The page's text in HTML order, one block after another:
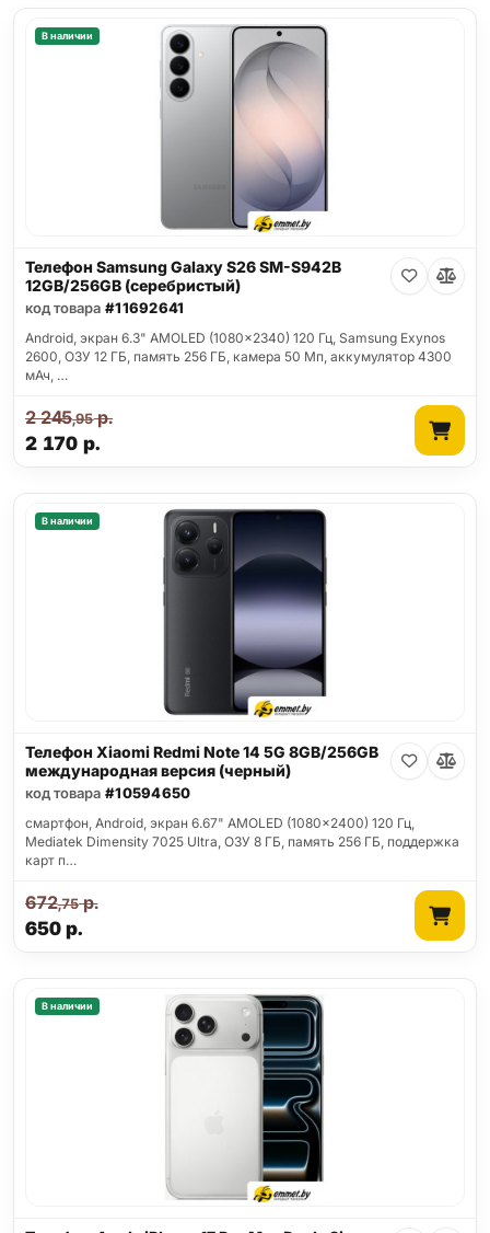
В наличии
Телефон Samsung Galaxy S26 SM-S942B
12GB/256GB (серебристый)
код товара #11692641
Android, экран 6.3" AMOLED (1080x2340) 120 Гц, Samsung Exynos
2600, ОЗУ 12 ГБ, память 256 ГБ, камера 50 Мп, аккумулятор 4300
мАч, …
2 170 р.
2 245,95р.
В наличии
Телефон Xiaomi Redmi Note 14 5G 8GB/256GB
международная версия (черный)
код товара #10594650
смартфон, Android, экран 6.67" AMOLED (1080x2400) 120 Гц,
Mediatek Dimensity 7025 Ultra, ОЗУ 8 ГБ, память 256 ГБ, поддержка
карт п…
650р.
672,75р.
В наличии